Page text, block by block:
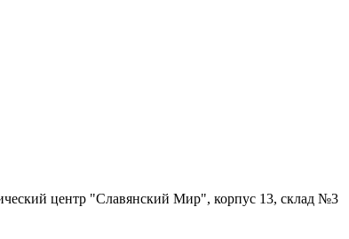
центр "Славянский Мир", корпус 13, склад №3